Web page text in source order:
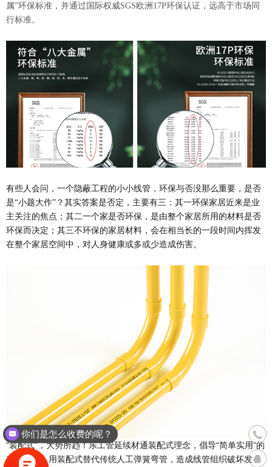
属”环保标准，并通过国际权威SGS欧洲17P环保认证，远高于市场同
行标准。
有些人会问，一个隐蔽工程的小小线管，环保与否没那么重要，是否
是“小题大作”？其实答案是否定，主要有三：其一环保家居近来是业
主关注的焦点；其二一个家是否环保，是由整个家居所用的材料是否
环保而决定；其三不环保的家居材料，会在相当长的一段时间内挥发
在整个家居空间中，对人身健康或多或少造成伤害。
“装配式”，大势所趋！乐工管延续材通装配式理念，倡导“简单实用”的
产品理念，用装配式替代传统人工弹簧弯管，造成线管组织破坏发
联
你们是怎么收费的呢？